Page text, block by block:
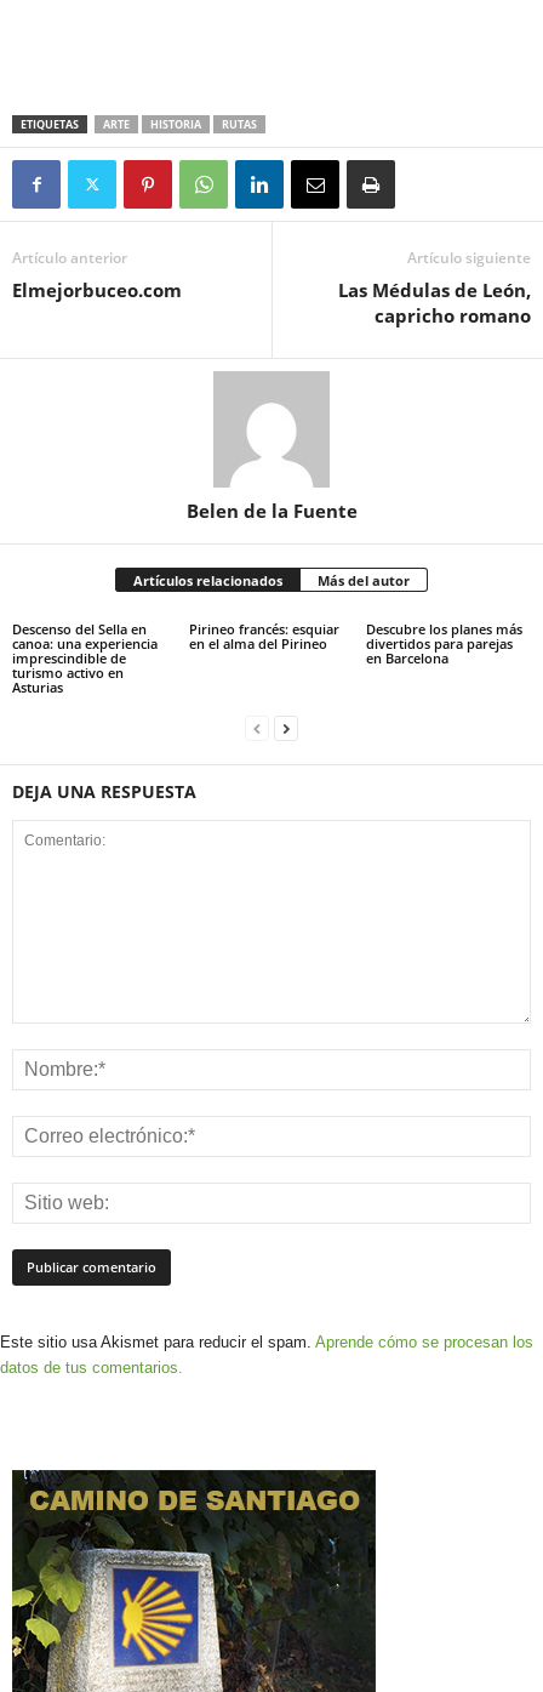
ETIQUETAS ARTE HISTORIA RUTAS
Artículo anterior
Elmejorbuceo.com
Artículo siguiente
Las Médulas de León,
capricho romano
Belen de la Fuente
Artículos relacionados Más del autor
Descenso del Sella en
canoa: una experiencia
imprescindible de
turismo activo en
Asturias
Pirineo francés: esquiar
en el alma del Pirineo
Descubre los planes más
divertidos para parejas
en Barcelona
DEJA UNA RESPUESTA
Este sitio usa Akismet para reducir el spam. Aprende cómo se procesan los
datos de tus comentarios.